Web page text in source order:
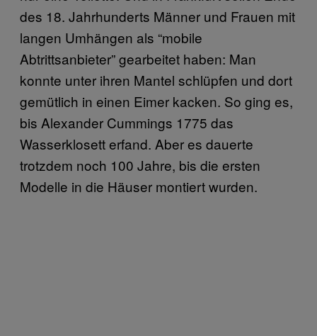
des 18. Jahrhunderts Männer und Frauen mit
langen Umhängen als “mobile
Abtrittsanbieter” gearbeitet haben: Man
konnte unter ihren Mantel schlüpfen und dort
gemütlich in einen Eimer kacken. So ging es,
bis Alexander Cummings 1775 das
Wasserklosett erfand. Aber es dauerte
trotzdem noch 100 Jahre, bis die ersten
Modelle in die Häuser montiert wurden.